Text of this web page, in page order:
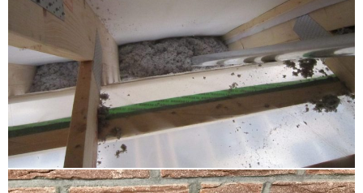
Büchen
Hohlraumdämmung Glücksburg Tarp
Dachbodendämmung Elmshorn,Gebäudedämmung
Heiligenhafen
Altbaudämmung Harrislee Handewitt,
Kellerdeckendämmung Henstedt Ulzburg,
Dachbodendämmung Pinneberg
,energetische
Sanierung Kiel,energetische Sanierung Quickborn
Ellerau
Zellulosedämmung Ostholstein
Flachdachdämmung Rahlstedt
Geschossdeckendämmung Sylt Föhr Amrum,
Kerndämmung Kaltenkirchen,Steicozell Niendorf